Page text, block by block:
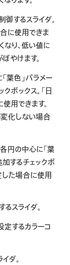
するスライダ。
合に使用できま
なり、低い値に
やけます。
葉色」パラメー
ボックス。「日
用できます。
変化しない場合
円の中心に「葉
するチェックボ
した場合に使用
スライダ。
定するカラーコ
ダ。